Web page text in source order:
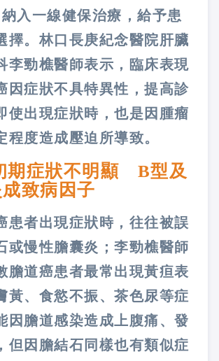
入一線健保治療，給予患
擇。林口長庚紀念醫院肝臟
李勁樵醫師表示，臨床表現
因症狀不具特異性，提高診
使出現症狀時，也是因腫瘤
程度造成壓迫所導致。
期症狀不明顯 B型及
致病因子
患者出現症狀時，往往被誤
或慢性膽囊炎；李勁樵醫師
膽道癌患者最常出現黃疸表
黃、食慾不振、茶色尿等症
因膽道感染造成上腹痛、發
但因膽結石同樣也有類似症